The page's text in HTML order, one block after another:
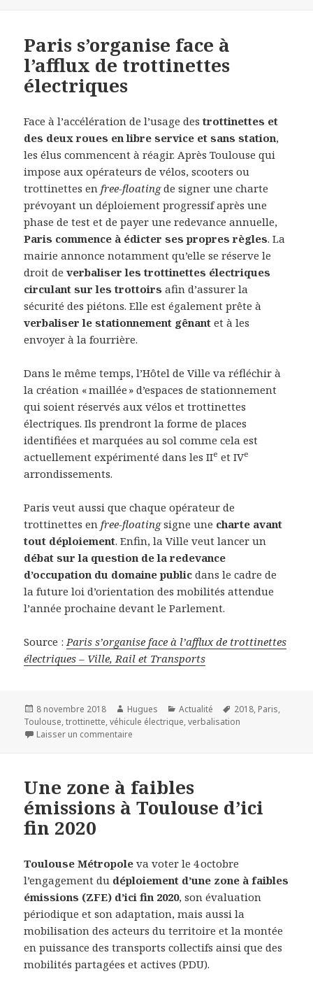
Paris s’organise face à
l’afflux de trottinettes
électriques
Face à l’accélération de l’usage des trottinettes et
des deux roues en libre service et sans station,
les élus commencent à réagir. Après Toulouse qui
impose aux opérateurs de vélos, scooters ou
trottinettes en free-floatingde signer une charte
prévoyant un déploiement progressif après une
phase de test et de payer une redevance annuelle,
Paris commence à édicter ses propres règles. La
mairie annonce notamment qu’elle se réserve le
droit deverbaliser les trottinettes électriques
circulant sur les trottoirs afin d’assurer la
sécurité des piétons. Elle est également prête à
verbaliser le stationnement gênant et à les
envoyer à la fourrière.
Dans le même temps, l’Hôtel de Ville va réfléchir à
la création « maillée » d’espaces de stationnement
qui soient réservés aux vélos et trottinettes
électriques. Ils prendront la forme de places
identifiées et marquées au sol comme cela est
actuellement expérimenté dans les IIe et IVe
arrondissements.
Paris veut aussi que chaque opérateur de
trottinettes en free-floatingsigne une charte avant
tout déploiement. Enfin, la Ville veut lancer un
débat sur la question de la redevance
d’occupation du domaine public dans le cadre de
la future loi d’orientation des mobilités attendue
l’année prochaine devant le Parlement.
Source : Paris s’organise face à l’afflux de trottinettes
électriques – Ville, Rail et Transports
Publié
le
8 novembre 2018 Auteur
Hugues Catégories
Actualité
Mots-
clés
2018, Paris,
Toulouse,trottinette,véhicule électrique,verbalisation
Laisser un commentaire
Une zone à faibles
émissions à Toulouse d’ici
fin 2020
Toulouse Métropole va voter le 4 octobre
l’engagement du déploiement d’une zone à faibles
émissions (ZFE) d’ici fin 2020, son évaluation
périodique et son adaptation, mais aussi la
mobilisation des acteurs du territoire et la montée
en puissance des transports collectifs ainsi que des
mobilités partagées et actives (PDU).